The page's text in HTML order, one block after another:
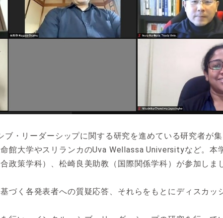
・リーダーシップに関する研究を進めている研究者が
館大学やスリランカのUva Wellassa Universityなど。本
策学科）、松崎良美助教（国際関係学科）が参加しま
づく各発表者への質疑応答、それらをもとにディスカッ